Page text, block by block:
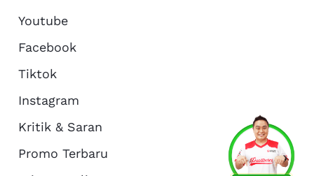
About Us
Youtube
Facebook
Tiktok
Instagram
Kritik & Saran
Promo Terbaru